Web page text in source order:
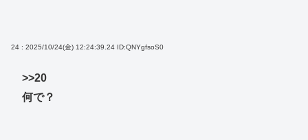
24 : 2025/10/24(金) 12:24:39.24 ID:QNYgfsoS0
>>20
何で？